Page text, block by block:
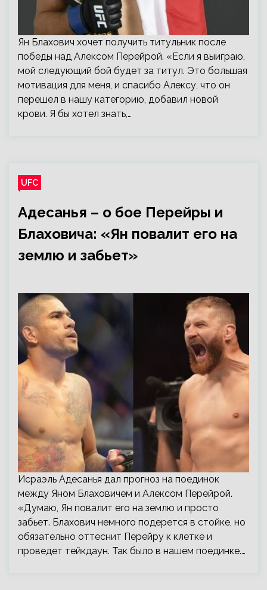
Ян Блахович хочет получить титульник после
победы над Алексом Перейрой. «Если я выиграю,
мой следующий бой будет за титул. Это большая
мотивация для меня, и спасибо Алексу, что он
перешел в нашу категорию, добавил новой
крови. Я бы хотел знать,…
UFC
Адесанья – о бое Перейры и
Блаховича: «Ян повалит его на
землю и забьет»
Исраэль Адесанья дал прогноз на поединок
между Яном Блаховичем и Алексом Перейрой.
«Думаю, Ян повалит его на землю и просто
забьет. Блахович немного подерется в стойке, но
обязательно оттеснит Перейру к клетке и
проведет тейкдаун. Так было в нашем поединке.…